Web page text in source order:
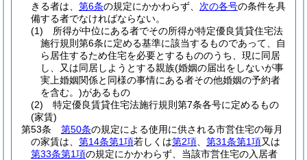
きる者は、 第6条の規定にかかわらず、 次の各号の条件を具
備する者でなければならない。
(1)
所得が中位にある者でその所得が特定優良賃貸住宅法
施行規則第6条に定める基準に該当するものであって、自
ら居住するため住宅を必要とするもののうち、現に同居
し、又は同居しようとする親族(婚姻の届出をしないが事
実上婚姻関係と同様の事情にある者その他婚姻の予約者
を含む。)があるもの
(2)
特定優良賃貸住宅法施行規則第7条各号に定めるもの
(家賃)
第53条
第50条の規定による使用に供される市営住宅の毎月
の家賃は、 第14条第1項若しくは第2項 第31条第1項又は
第33条第1項の規定にかかわらず、当該市営住宅の入居者